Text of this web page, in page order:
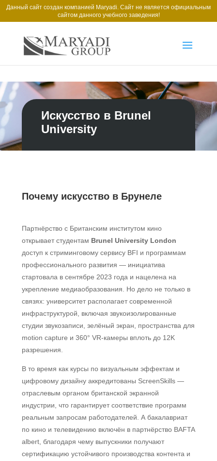
Данный сайт создан компанией Maryadi. Сайт не является официальным
сайтом данного учебного заведения!
Искусство в Brunel
University
Почему искусство в Брунеле
Партнёрство с Британским институтом кино
открывает студентам Brunel University London
доступ к стриминговому сервису BFI и программам
профессионального развития — инициатива
стартовала в сентябре 2023 года и нацелена на
укрепление медиаобразования. Но дело не только в
связях: университет располагает современной
инфраструктурой, включая звукоизолированные
студии звукозаписи, зелёный экран, пространства для
motion capture и 360° VR-камеры вплоть до 12K
разрешения.
В то время как курсы по визуальным эффектам и
цифровому дизайну аккредитованы ScreenSkills —
отраслевым органом британской экранной
индустрии, что гарантирует соответствие программ
реальным запросам работодателей. А бакалавриат
по кино и телевидению включён в партнёрство BAFTA
albert, благодаря чему выпускники получают
сертификацию устойчивого производства контента и